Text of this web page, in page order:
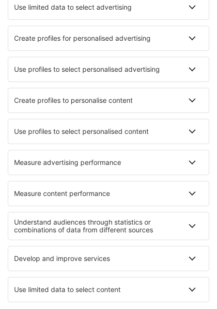
Verblijf in Peking Verblijf in Chengdu
Verblijf in Shenzhen Verblijf in Wuhan
Verblijf in Weihai
Verblijf in Serradifalco Verblijf in Saint-Jacques-sur-Darnétal
Verblijf in Portsoy Verblijf in Dhulikhel
Verblijf in Canistota Verblijf in Epe
Verblijf in Aeugst Am Albis Verblijf in Capdepera
Beste accommodatie - regio's
Verblijf in North Sinai Verblijf in Georgia
Verblijf in Arches National Park
Verblijf in Nationaal park Wolin